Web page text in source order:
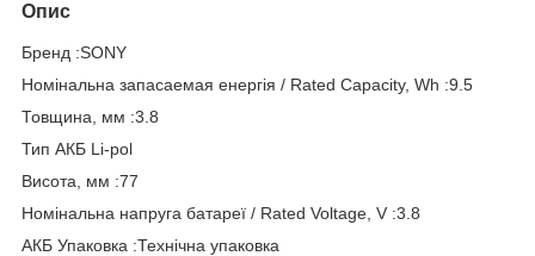
Опис
Бренд :SONY
Номінальна запасаемая енергія / Rated Capacity, Wh :9.5
Товщина, мм :3.8
Тип АКБ Li-pol
Висота, мм :77
Номінальна напруга батареї / Rated Voltage, V :3.8
АКБ Упаковка :Технічна упаковка